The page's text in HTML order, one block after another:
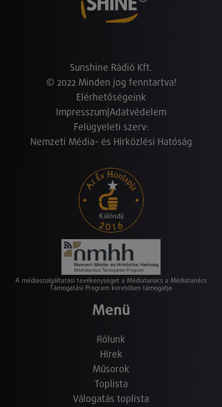
Sunshine Rádió Kft.
© 2022 Minden jog fenntartva!
Elérhetőségeink
Impresszum Adatvédelem
Felügyeleti szerv:
Nemzeti Média- és Hírközlési Hatóság
A médiaszolgáltatási tevékenységet a Médiatanács a Médiatanács
Támogatási Program keretében támogatja
Menü
Rólunk
Hírek
Műsorok
Toplista
Válogatás toplista